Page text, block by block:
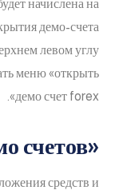
начислена на
демо-счета
левом углу
меню «открыть
демо счет forex».
«Личный кабинет демо счетов»
средств и